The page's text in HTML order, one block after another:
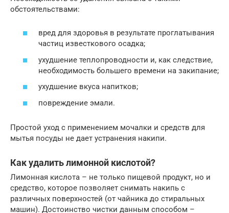
обстоятельствами:
вред для здоровья в результате проглатывания
частиц известкового осадка;
ухудшение теплопроводности и, как следствие,
необходимость большего времени на закипание;
ухудшение вкуса напитков;
повреждение эмали.
Простой уход с применением мочалки и средств для
мытья посуды не дает устранения накипи.
Как удалить лимонной кислотой?
Лимонная кислота – не только пищевой продукт, но и
средство, которое позволяет снимать накипь с
различных поверхностей (от чайника до стиральных
машин). Достоинство чистки данным способом –